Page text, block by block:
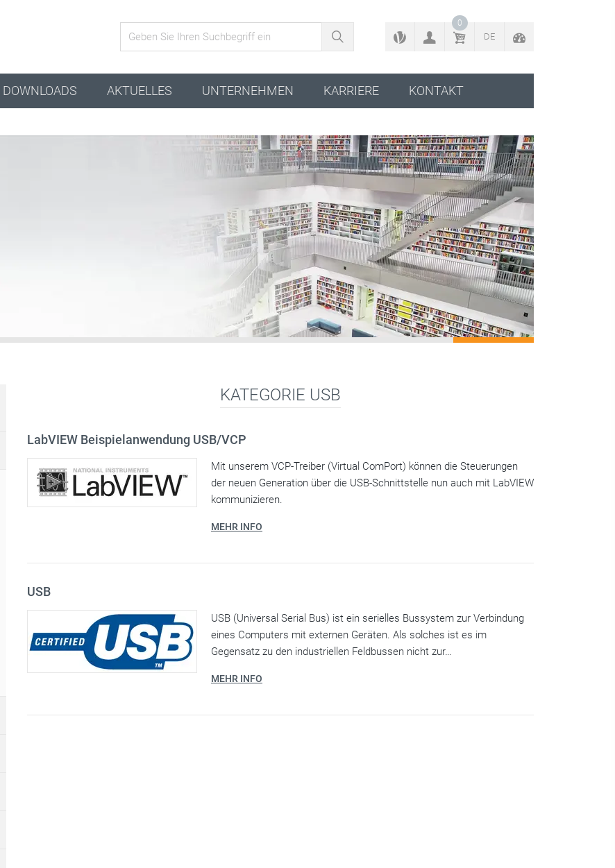
ZURÜCK ZUM KONFIGURATOR
0
DE
DOWNLOADS AKTUELLES UNTERNEHMEN KARRIERE KONTAKT
KATEGORIE USB
LabVIEW Beispielanwendung USB/VCP
Mit unserem VCP-Treiber (Virtual ComPort) können die Steuerungen
der neuen Generation über die USB-Schnittstelle nun auch mit LabVIEW
kommunizieren.
MEHR INFO
USB
USB (Universal Serial Bus) ist ein serielles Bussystem zur Verbindung
eines Computers mit externen Geräten. Als solches ist es im
Gegensatz zu den industriellen Feldbussen nicht zur…
MEHR INFO